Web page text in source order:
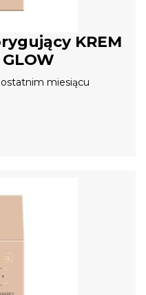
KREM
GLOW
miesiącu